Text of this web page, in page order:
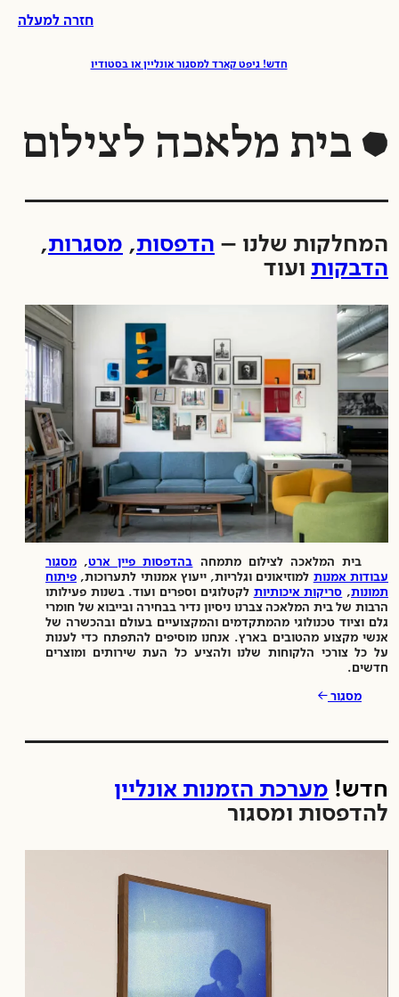
חזרה למעלה
חדש! גיפט קארד למסגור אונליין או בסטודיו
בית מלאכה לצילום
המחלקות שלנו – הדפסות, מסגרות,
הדבקות ועוד
בית המלאכה לצילום מתמחה בהדפסות פיין ארט, מסגור
עבודות אמנות למוזיאונים וגלריות, ייעוץ אמנותי לתערוכות, פיתוח
תמונות, סריקות איכותיות לקטלוגים וספרים ועוד. בשנות פעילותו
הרבות של בית המלאכה צברנו ניסיון נדיר בבחירה ובייבוא של חומרי
גלם וציוד טכנולוגי מהמתקדמים והמקצועיים בעולם ובהכשרה של
אנשי מקצוע מהטובים בארץ. אנחנו מוסיפים להתפתח כדי לענות
על כל צורכי הלקוחות שלנו ולהציע כל העת שירותים ומוצרים
חדשים.
מסגור →
חדש! מערכת הזמנות אונליין
להדפסות ומסגור